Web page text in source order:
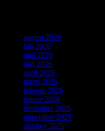
august 2026
juli 2026
juni 2026
maj 2026
april 2026
marts 2026
februar 2026
januar 2026
december 2025
november 2025
oktober 2025